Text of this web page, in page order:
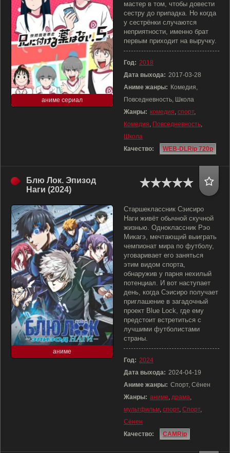
аниме сериал
мастер в том, чтобы довести
сестру до припадка. Но когда
у сестрёнки случаются
неприятности, именно брат
первым приходит на выручку.
Год: 2018
Дата выхода: 2017-03-28
Аниме жанры: Комедия,
Повседневность, Школа
Жанры: комедия, спорт,
Комедия, Повседневность,
Школа
Качество:
WEB-DLRip 720p
Блю Лок. Эпизод
Наги (2024)
аниме
Старшеклассник Сэисиро
Наги живёт обычной скучной
жизнью. Одноклассник Рэо
Микагэ, мечтающий выиграть
чемпионат мира по футболу,
уговаривает его заняться
этим видом спорта,
обнаружив у парня нехилый
потенциал. И вот наступает
день, когда Сэисиро получает
приглашение в загадочный
проект Blue Lock, где ему
предстоит встретиться с
лучшими футболистами
страны.
Год: 2024
Дата выхода: 2024-04-19
Аниме жанры: Спорт, Сёнен
Жанры: аниме, драма,
мультфильм, спорт, Спорт,
Сёнен
Качество:
CAMRip